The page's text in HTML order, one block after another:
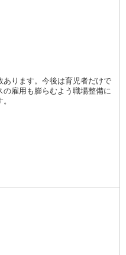
あります。今後は育児者だけで
の雇用も膨らむよう職場整備に